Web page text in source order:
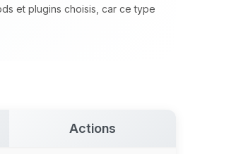
et plugins choisis, car ce type
Actions